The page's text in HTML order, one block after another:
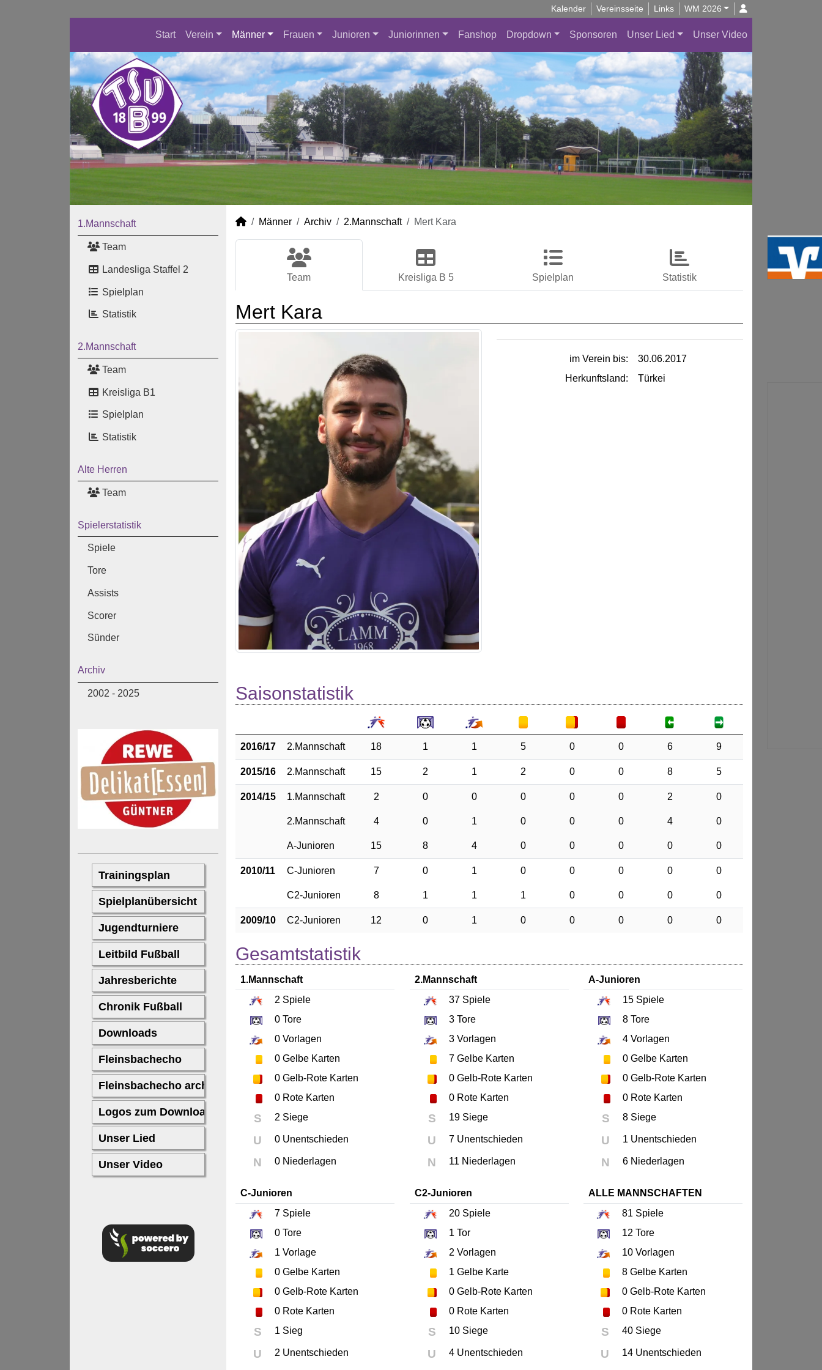
Kalender Vereinsseite Links WM 2026
Start Verein Männer Frauen Junioren Juniorinnen Fanshop Dropdown Sponsoren Unser Lied Unser Video
1.Mannschaft
Team
Landesliga Staffel 2
Spielplan
Statistik
2.Mannschaft
Team
Kreisliga B1
Spielplan
Statistik
Alte Herren
Team
Spielerstatistik
Spiele
Tore
Assists
Scorer
Sünder
Archiv
2002 - 2025
Männer Archiv 2.Mannschaft Mert Kara
Team Kreisliga B 5 Spielplan Statistik
Mert Kara
im Verein bis:
30.06.2017
Herkunftsland:
Türkei
Saisonstatistik
2016/17 2.Mannschaft 18 1 1 5 0 0 6 9
2015/16 2.Mannschaft 15 2 1 2 0 0 8 5
2014/15 1.Mannschaft 2 0 0 0 0 0 2 0
2.Mannschaft 4 0 1 0 0 0 4 0
A-Junioren 15 8 4 0 0 0 0 0
2010/11 C-Junioren 7 0 1 0 0 0 0 0
C2-Junioren 8 1 1 1 0 0 0 0
2009/10 C2-Junioren 12 0 1 0 0 0 0 0
Gesamtstatistik
1.Mannschaft
2 Spiele
0 Tore
0 Vorlagen
0 Gelbe Karten
0 Gelb-Rote Karten
0 Rote Karten
S 2 Siege
U 0 Unentschieden
N 0 Niederlagen
2.Mannschaft
37Spiele
3Tore
3Vorlagen
7Gelbe Karten
0Gelb-Rote Karten
0Rote Karten
S 19 Siege
U 7 Unentschieden
N 11 Niederlagen
A-Junioren
15 Spiele
8 Tore
4 Vorlagen
0 Gelbe Karten
0 Gelb-Rote Karten
0 Rote Karten
S 8 Siege
U 1 Unentschieden
N 6 Niederlagen
C-Junioren
7 Spiele
0 Tore
1 Vorlage
0 Gelbe Karten
0 Gelb-Rote Karten
0 Rote Karten
S 1 Sieg
U 2 Unentschieden
C2-Junioren
20Spiele
1 Tor
2 Vorlagen
1 Gelbe Karte
0Gelb-Rote Karten
0Rote Karten
S 10 Siege
U 4 Unentschieden
ALLE MANNSCHAFTEN
81 Spiele
12 Tore
10 Vorlagen
8 Gelbe Karten
0 Gelb-Rote Karten
0 Rote Karten
S 40 Siege
U 14 Unentschieden